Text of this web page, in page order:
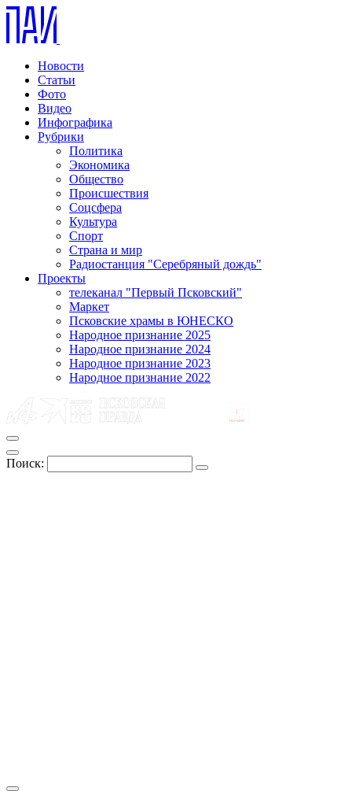
Новости
Статьи
Фото
Видео
Инфографика
Рубрики
Политика
Экономика
Общество
Происшествия
Соцсфера
Культура
Спорт
Страна и мир
Радиостанция "Серебряный дождь"
Проекты
телеканал "Первый Псковский"
Маркет
Псковские храмы в ЮНЕСКО
Народное признание 2025
Народное признание 2024
Народное признание 2023
Народное признание 2022
Поиск: